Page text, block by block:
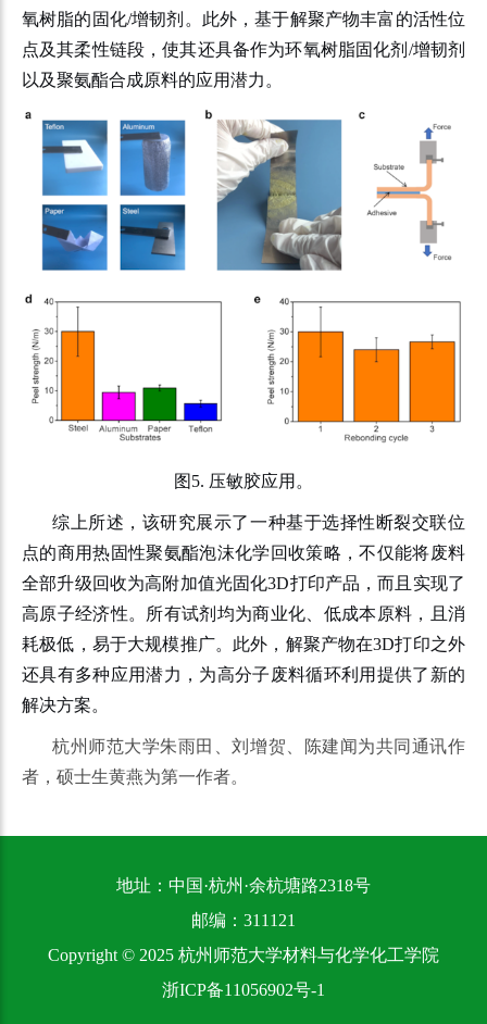
氧树脂的固化/增韧剂。此外，基于解聚产物丰富的活性位
点及其柔性链段，使其还具备作为环氧树脂固化剂/增韧剂
以及聚氨酯合成原料的应用潜力。
图 5. 压敏胶应用。
综上所述，该研究展示了一种基于选择性断裂交联位
点的商用热固性聚氨酯泡沫化学回收策略，不仅能将废料
全部升级回收为高附加值光固化3D打印产品，而且实现了
高原子经济性。所有试剂均为商业化、低成本原料，且消
耗极低，易于大规模推广。此外，解聚产物在3D打印之外
还具有多种应用潜力，为高分子废料循环利用提供了新的
解决方案。
杭州师范大学朱雨田、刘增贺、陈建闻为共同通讯作
者，硕士生黄燕为第一作者。
地址：中国·杭州·余杭塘路2318号
邮编：311121
Copyright © 2025 杭州师范大学材料与化学化工学院
浙ICP备11056902号-1